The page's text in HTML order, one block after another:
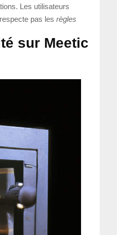
Les utilisateurs
pas les règles
sur Meetic